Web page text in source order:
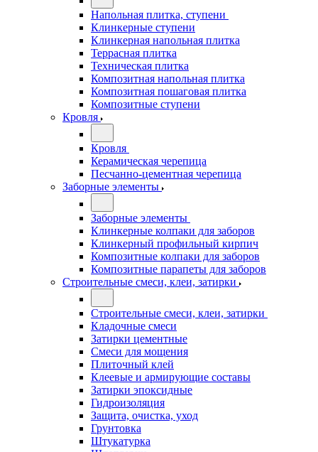
Напольная плитка, ступени
Клинкерные ступени
Клинкерная напольная плитка
Террасная плитка
Техническая плитка
Композитная напольная плитка
Композитная пошаговая плитка
Композитные ступени
Кровля
Кровля
Керамическая черепица
Песчанно-цементная черепица
Заборные элементы
Заборные элементы
Клинкерные колпаки для заборов
Клинкерный профильный кирпич
Композитные колпаки для заборов
Композитные парапеты для заборов
Строительные смеси, клеи, затирки
Строительные смеси, клеи, затирки
Кладочные смеси
Затирки цементные
Смеси для мощения
Плиточный клей
Клеевые и армирующие составы
Затирки эпоксидные
Гидроизоляция
Защита, очистка, уход
Грунтовка
Штукатурка